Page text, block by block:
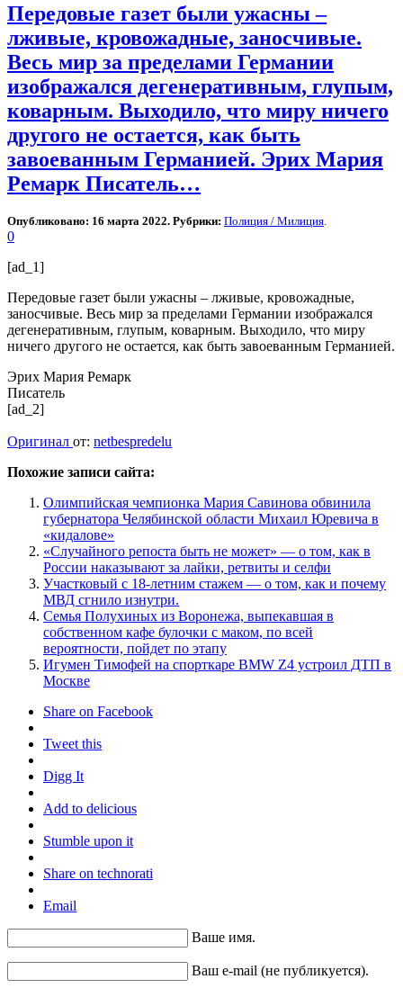
Передовые газет были ужасны –
лживые, кровожадные, заносчивые.
Весь мир за пределами Германии
изображался дегенеративным, глупым,
коварным. Выходило, что миру ничего
другого не остается, как быть
завоеванным Германией. Эрих Мария
Ремарк Писатель…
Опубликовано: 16 марта 2022. Рубрики: Полиция / Милиция
0
[ad_1]
Передовые газет были ужасны – лживые, кровожадные,
заносчивые. Весь мир за пределами Германии изображался
дегенеративным, глупым, коварным. Выходило, что миру
ничего другого не остается, как быть завоеванным Германией.
Эрих Мария Ремарк
Писатель
[ad_2]
Оригинал от: netbespredelu
Похожие записи сайта:
Олимпийская чемпионка Мария Савинова обвинила
губернатора Челябинской области Михаил Юревича в
«кидалове»
«Случайного репоста быть не может» — о том, как в
России наказывают за лайки, ретвиты и селфи
Участковый с 18-летним стажем — о том, как и почему
МВД сгнило изнутри.
Семья Полухиных из Воронежа, выпекавшая в
собственном кафе булочки с маком, по всей
вероятности, пойдет по этапу
Игумен Тимофей на спорткаре BMW Z4 устроил ДТП в
Москве
Share on Facebook
Tweet this
Digg It
Add to delicious
Stumble upon it
Share on technorati
Email
Ваше имя.
Ваш e-mail (не публикуется).